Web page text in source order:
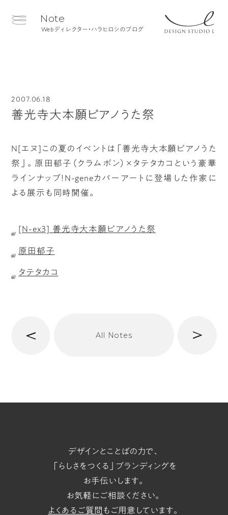
Note
Webディレクター・ハラヒロシのブログ
2007.06.18
善光寺大本願ピアノうた祭
N[エヌ]この夏のイベントは「善光寺大本願ピアノうた
祭」。原田郁子（クラムボン）×タテタカコという豪華
ラインナップ！N-geneカバーアートに登場した作家に
よる展示も同時開催。
[N-ex3] 善光寺大本願ピアノうた祭
原田郁子
タテタカコ
前 All Notes 次
デザインとことばの力で、
「らしさをつくる」ブランディングを
お手伝いします。
お気軽にご相談ください。
よくあるご質問 もご用意しています。